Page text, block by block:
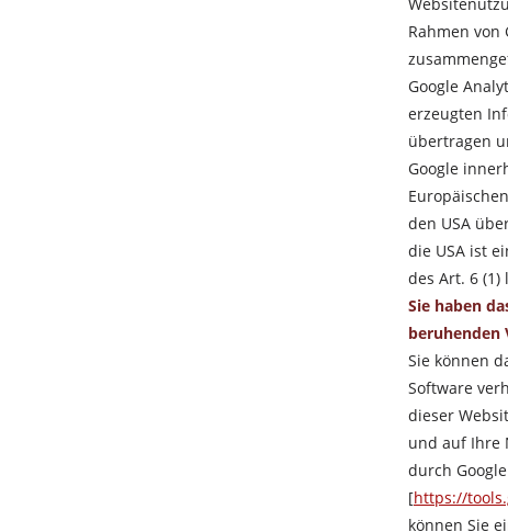
Rahmen
Google
erzeugten
übertragen
Google
den USA
die USA ist
des Art. 6
Sie haben
beruhenden
Sie können
Software
dieser
und auf Ihre
durch
[https://
können Sie